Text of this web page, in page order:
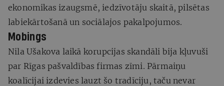
ekonomikas izaugsmē, iedzīvotāju skaitā, pilsētas
labiekārtošanā un sociālajos pakalpojumos.
Mobings
Nila Ušakova laikā korupcijas skandāli bija kļuvuši
par Rīgas pašvaldības firmas zīmi. Pārmaiņu
koalīcijai izdevies lauzt šo tradīciju, taču nevar